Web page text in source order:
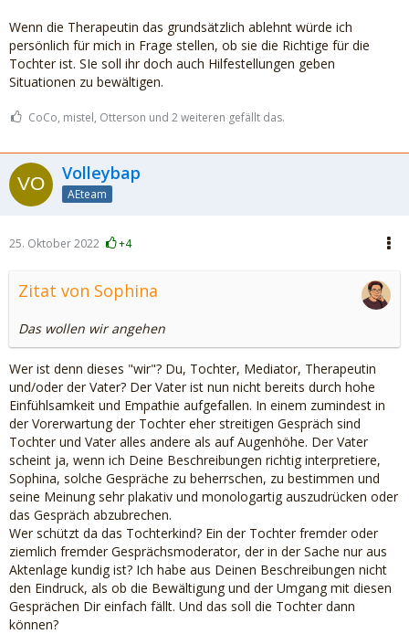
Wenn die Therapeutin das grundsätzlich ablehnt würde ich
persönlich für mich in Frage stellen, ob sie die Richtige für die
Tochter ist. SIe soll ihr doch auch Hilfestellungen geben
Situationen zu bewältigen.
CoCo, mistel, Otterson und 2 weiteren gefällt das.
Volleybap
AEteam
25. Oktober 2022 +4
Zitat von Sophina
Das wollen wir angehen
Wer ist denn dieses "wir"? Du, Tochter, Mediator, Therapeutin
und/oder der Vater? Der Vater ist nun nicht bereits durch hohe
Einfühlsamkeit und Empathie aufgefallen. In einem zumindest in
der Vorerwartung der Tochter eher streitigen Gespräch sind
Tochter und Vater alles andere als auf Augenhöhe. Der Vater
scheint ja, wenn ich Deine Beschreibungen richtig interpretiere,
Sophina, solche Gespräche zu beherrschen, zu bestimmen und
seine Meinung sehr plakativ und monologartig auszudrücken oder
das Gespräch abzubrechen.
Wer schützt da das Tochterkind? Ein der Tochter fremder oder
ziemlich fremder Gesprächsmoderator, der in der Sache nur aus
Aktenlage kundig ist? Ich habe aus Deinen Beschreibungen nicht
den Eindruck, als ob die Bewältigung und der Umgang mit diesen
Gesprächen Dir einfach fällt. Und das soll die Tochter dann
können?